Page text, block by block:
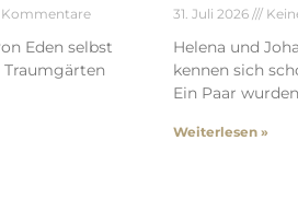
Eden selbst
31. Juli 2026
Helena und
kennen sich
Ein Paar
Weiterlesen »